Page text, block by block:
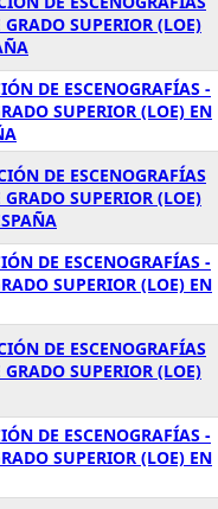
SUPERIOR (LOE)
DE ESCENOGRAFÍAS -
SUPERIOR (LOE) EN
DE ESCENOGRAFÍAS
SUPERIOR (LOE)
DE ESCENOGRAFÍAS -
SUPERIOR (LOE) EN
DE ESCENOGRAFÍAS
SUPERIOR (LOE)
DE ESCENOGRAFÍAS -
SUPERIOR (LOE) EN